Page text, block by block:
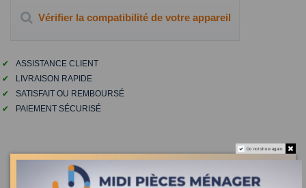
Vérifier la compatibilité de votre appareil
✔
ASSISTANCE CLIENT
✔
LIVRAISON RAPIDE
✔
SATISFAIT OU REMBOURSÉ
✔
PAIEMENT SÉCURISÉ
DESCRIPTION
Do not show again.